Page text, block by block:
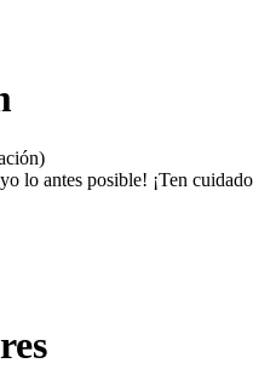
lo antes posible! ¡Ten